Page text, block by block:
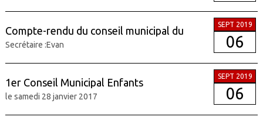
Compte-rendu du conseil municipal du
Secrétaire :Evan
SEPT 2019
06
1er Conseil Municipal Enfants
le samedi 28 janvier 2017
SEPT 2019
06